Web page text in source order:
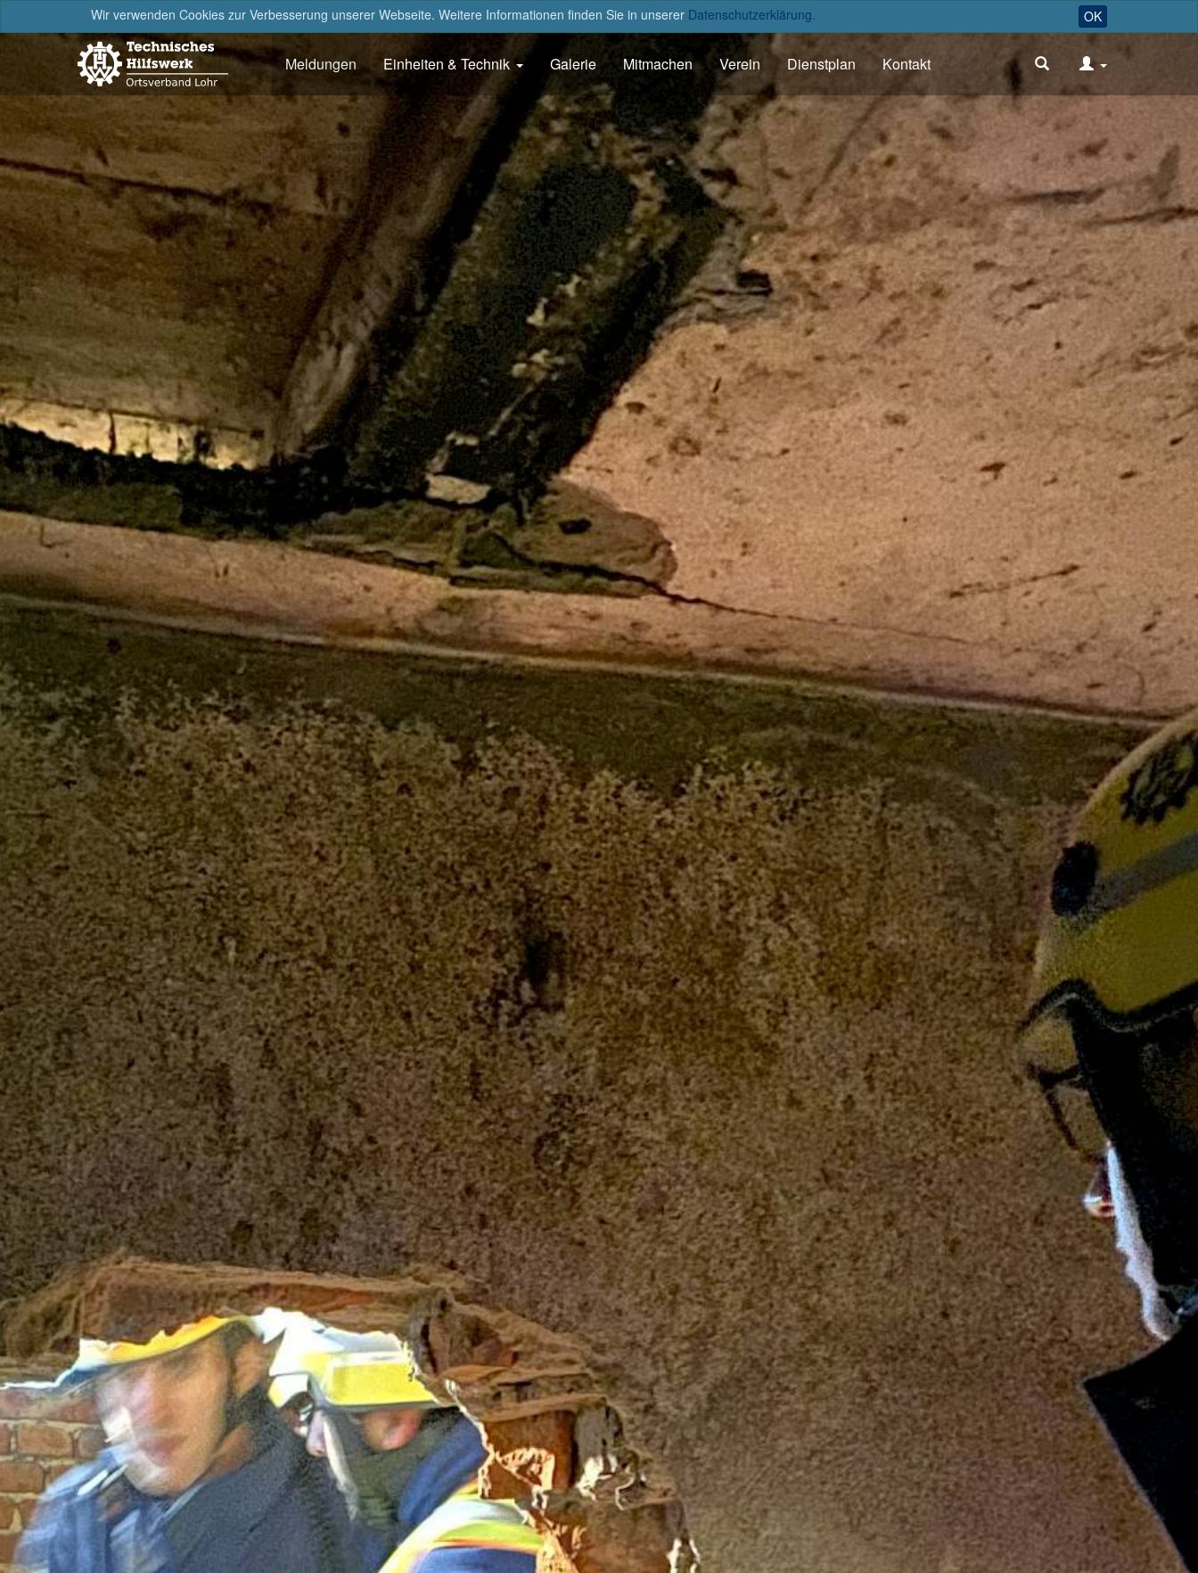
Wir verwenden Cookies zur Verbesserung unserer Webseite. Weitere Informationen finden Sie in unserer Datenschutzerklärung. OK
Meldungen Einheiten & Technik Galerie Mitmachen Verein Dienstplan Kontakt